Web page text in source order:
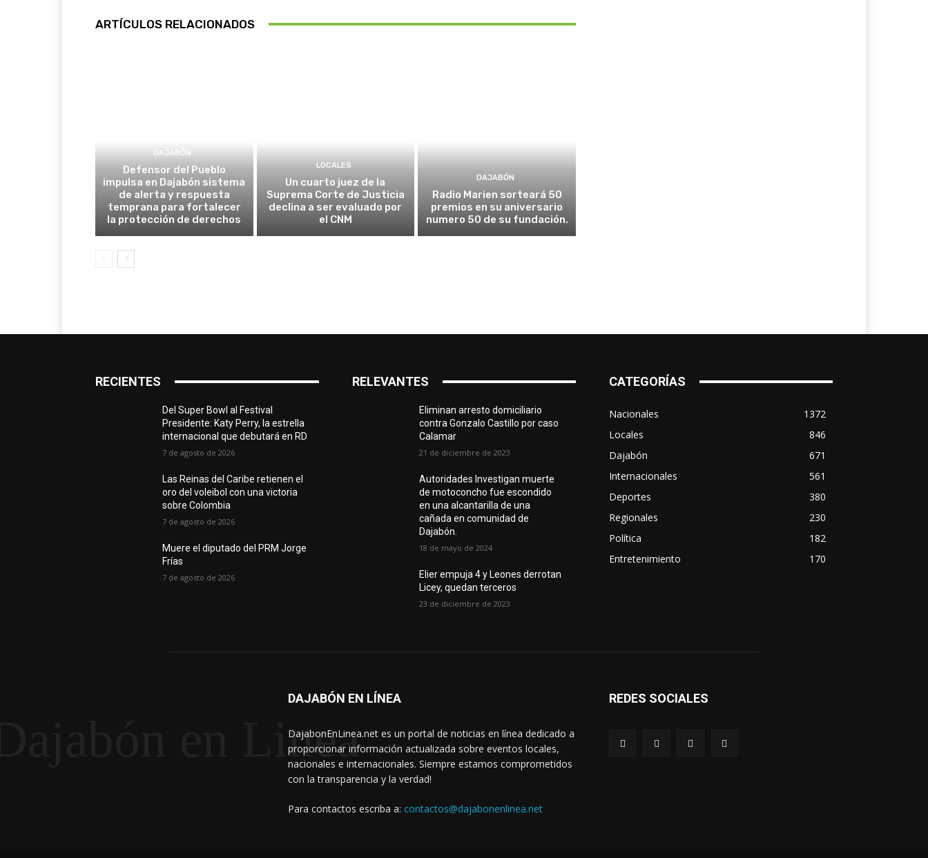
ARTÍCULOS RELACIONADOS
DAJABÓN
Defensor del Pueblo
impulsa en Dajabón sistema
de alerta y respuesta
temprana para fortalecer
la protección de derechos
LOCALES
Un cuarto juez de la
Suprema Corte de Justicia
declina a ser evaluado por
el CNM
DAJABÓN
Radio Marien sorteará 50
premios en su aniversario
numero 50 de su fundación.
RECIENTES
Del Super Bowl al Festival
Presidente: Katy Perry, la estrella
internacional que debutará en RD
7 de agosto de 2026
Las Reinas del Caribe retienen el
oro del voleibol con una victoria
sobre Colombia
7 de agosto de 2026
Muere el diputado del PRM Jorge
Frías
7 de agosto de 2026
RELEVANTES
Eliminan arresto domiciliario
contra Gonzalo Castillo por caso
Calamar
21 de diciembre de 2023
Autoridades Investigan muerte
de motoconcho fue escondido
en una alcantarilla de una
cañada en comunidad de
Dajabón.
18 de mayo de 2024
Elier empuja 4 y Leones derrotan
Licey, quedan terceros
23 de diciembre de 2023
CATEGORÍAS
Nacionales
1372
Locales
846
Dajabón
671
Internacionales
561
Deportes
380
Regionales
230
Política
182
Entretenimiento
170
en Linea
DAJABÓN EN LÍNEA
DajabonEnLinea.net es un portal de noticias en línea dedicado a
proporcionar información actualizada sobre eventos locales,
nacionales e internacionales. Siempre estamos comprometidos
con la transparencia y la verdad!
Para contactos escriba a: contactos@dajabonenlinea.net
REDES SOCIALES